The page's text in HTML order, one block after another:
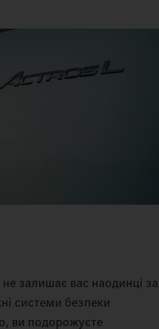
залишає вас наодинці за
системи безпеки
ви подорожуєте